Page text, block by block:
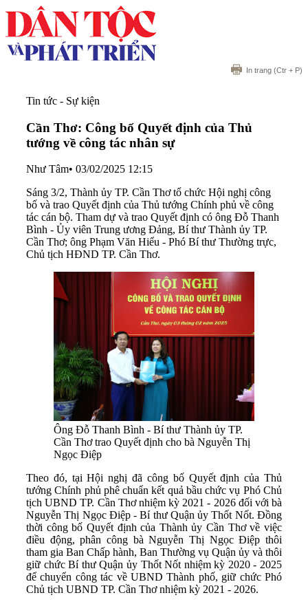
In trang (Ctr + P)
Tin tức - Sự kiện
Cần Thơ: Công bố Quyết định của Thủ
tướng về công tác nhân sự
Như Tâm• 03/02/2025 12:15
Sáng 3/2, Thành ủy TP. Cần Thơ tổ chức Hội nghị công
bố và trao Quyết định của Thủ tướng Chính phủ về công
tác cán bộ. Tham dự và trao Quyết định có ông Đỗ Thanh
Bình - Ủy viên Trung ương Đảng, Bí thư Thành ủy TP.
Cần Thơ; ông Phạm Văn Hiểu - Phó Bí thư Thường trực,
Chủ tịch HĐND TP. Cần Thơ.
Ông Đỗ Thanh Bình - Bí thư Thành ủy TP.
Cần Thơ trao Quyết định cho bà Nguyễn Thị
Ngọc Điệp
Theo đó, tại Hội nghị đã công bố Quyết định của Thủ
tướng Chính phủ phê chuẩn kết quả bầu chức vụ Phó Chủ
tịch UBND TP. Cần Thơ nhiệm kỳ 2021 - 2026 đối với bà
Nguyễn Thị Ngọc Điệp - Bí thư Quận ủy Thốt Nốt. Đồng
thời công bố Quyết định của Thành ủy Cần Thơ về việc
điều động, phân công bà Nguyễn Thị Ngọc Điệp thôi
tham gia Ban Chấp hành, Ban Thường vụ Quận ủy và thôi
giữ chức Bí thư Quận ủy Thốt Nốt nhiệm kỳ 2020 - 2025
để chuyển công tác về UBND Thành phố, giữ chức Phó
Chủ tịch UBND TP. Cần Thơ nhiệm kỳ 2021 - 2026.